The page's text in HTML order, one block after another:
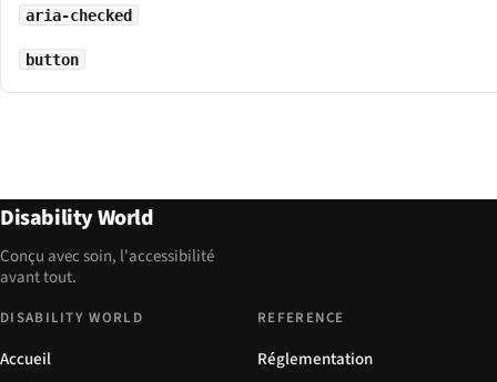
aria-checked
button
Disability World
Conçu avec soin, l'accessibilité
avant tout.
DISABILITY WORLD
Accueil
REFERENCE
Réglementation